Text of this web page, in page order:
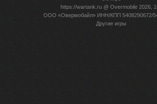
https://wartank.ru@ Overmobile 2026,
ООО «Овермобайл» ИНН/КПП 5408290672/
Другие игры